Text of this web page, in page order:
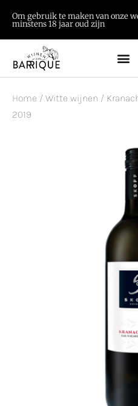
Om gebruik te maken van onze
minstens 18 jaar oud zijn
Home / Witte wijnen /
2019